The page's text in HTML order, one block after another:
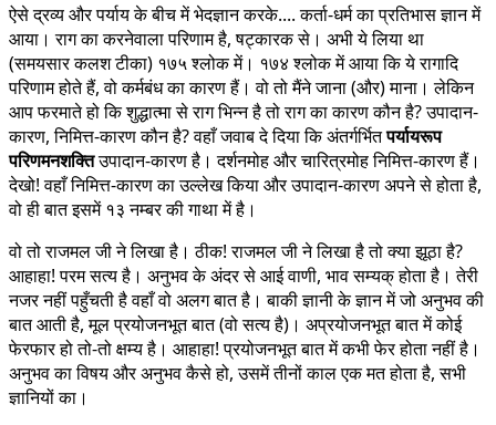
ऐसे द्रव्य और पर्याय के बीच में भेदज्ञान करके.... कर्ता-धर्म का प्रतिभास ज्ञान में
आया। राग का करनेवाला परिणाम है, षट्कारक से। अभी ये लिया था
(समयसार कलश टीका) १७५ श्लोक में। १७४ श्लोक में आया कि ये रागादि
परिणाम होते हैं, वो कर्मबंध का कारण हैं। वो तो मैंने जाना (और) माना। लेकिन
आप फरमाते हो कि शुद्धात्मा से राग भिन्न है तो राग का कारण कौन है? उपादान-
कारण, निमित्त-कारण कौन है? वहाँ जवाब दे दिया कि अंतर्गर्भितपर्यायरूप
परिणमनशक्तिउपादान-कारण है। दर्शनमोह और चारित्रमोह निमित्त-कारण हैं।
देखो! वहाँ निमित्त-कारण का उल्लेख किया और उपादान-कारण अपने से होता है,
वो ही बात इसमें १३ नम्बर की गाथा में है।
वो तो राजमल जी ने लिखा है। ठीक! राजमल जी ने लिखा है तो क्या झूठा है?
आहाहा! परम सत्य है। अनुभव के अंदर से आई वाणी, भाव सम्यक् होता है। तेरी
नजर नहीं पहुँचती है वहाँ वो अलग बात है। बाकी ज्ञानी के ज्ञान में जो अनुभव की
बात आती है, मूल प्रयोजनभूत बात (वो सत्य है)। अप्रयोजनभूत बात में कोई
फेरफार हो तो-तो क्षम्य है। आहाहा! प्रयोजनभूत बात में कभी फेर होता नहीं है।
अनुभव का विषय और अनुभव कैसे हो, उसमें तीनों काल एक मत होता है, सभी
ज्ञानियों का।